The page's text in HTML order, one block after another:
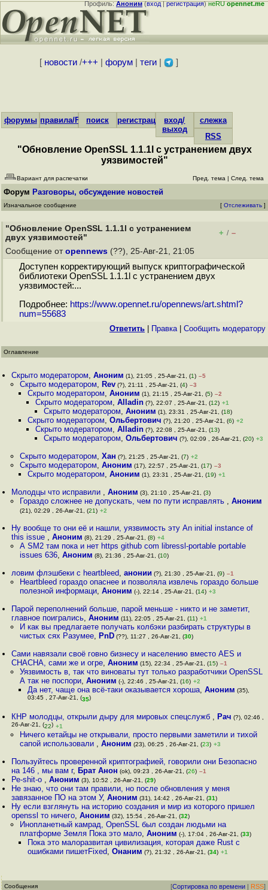
Профиль:Аноним(вход|регистрация)неRUopennet.me
[ новости/+++ форум| теги| ]
форумы правила/FAQпоиск регистрациявход/
выход
слежка
RSS
"Обновление OpenSSL 1.1.1l с устранением двух
уязвимостей"
Вариант для распечатки Пред. тема | След. тема
Форум Разговоры, обсуждение новостей
Изначальное сообщение [ Отслеживать ]
"Обновление OpenSSL 1.1.1l с устранением
двух уязвимостей"
+ / –
Сообщение от opennews (??), 25-Авг-21, 21:05
Доступен корректирующий выпуск криптографической
библиотеки OpenSSL 1.1.1l с устранением двух
уязвимостей:...
Подробнее: https://www.opennet.ru/opennews/art.shtml?
num=55683
Ответить Правка| Cообщить модератору
Оглавление
Скрыто модератором,Аноним (1), 21:05 , 25-Авг-21, (1) –5
Скрыто модератором, Rev(?), 21:11 , 25-Авг-21, (4) –3
Скрыто модератором, Аноним (1), 21:15 , 25-Авг-21, (5) –2
Скрыто модератором,Alladin (?), 22:07 , 25-Авг-21, (12) +1
Скрыто модератором, Аноним (1), 23:31 , 25-Авг-21, (18)
Скрыто модератором, Ольбертович (?), 21:20 , 25-Авг-21, (6) +2
Скрыто модератором,Alladin (?), 22:08 , 25-Авг-21, (13)
Скрыто модератором, Ольбертович (?), 02:09 , 26-Авг-21, (20) +3
Скрыто модератором, Хан (?), 21:25 , 25-Авг-21, (7) +2
Скрыто модератором, Аноним (17), 22:57 , 25-Авг-21, (17) –3
Скрыто модератором, Аноним (1), 23:31 , 25-Авг-21, (19) +1
Молодцы что исправили ,Аноним (3), 21:10 , 25-Авг-21, (3)
Гораздо сложнее не допускать, чем по пути исправлять , Аноним
(21), 02:29 , 26-Авг-21, (21) +2
Ну вообще то они её и нашли, уязвимость эту An initial instance of
this issue ,Аноним (8), 21:29 , 25-Авг-21, (8) +4
А SM2 там пока и нет https github com libressl-portable portable
issues 636, Аноним (8), 21:36 , 25-Авг-21, (10)
ловим флэшбеки с heartbleed,анонии (?), 21:30 , 25-Авг-21, (9) –1
Heartbleed гораздо опаснее и позволяла извлечь гораздо больше
полезной информаци, Аноним (-), 22:14 , 25-Авг-21, (14) +3
Парой переполнений больше, парой меньше - никто и не заметит,
главное поигрались,Аноним (11), 22:05 , 25-Авг-21, (11) +1
И как вы предлагаете получать колбэки разбирать структуры в
чистых сях Разумее, PnD(??), 11:27 , 26-Авг-21, (30)
Сами навязали своё говно бизнесу и населению вместо AES и
CHACHA, сами же и огре,Аноним (15), 22:34 , 25-Авг-21, (15) –1
Уязвимость в, так что виноваты тут только разработчики OpenSSL
А так не поспори, Аноним (-), 22:46 , 25-Авг-21, (16) +2
Да нет, чаще она всё-таки оказывается хороша, Аноним (35),
03:45 , 27-Авг-21, (35)
КНР молодцы, открыли дыру для мировых спецслужб , Рач (?), 02:46 ,
26-Авг-21, (22) +1
Ничего кетайцы не открывали, просто первыми заметили и тихой
сапой использовали , Аноним (23), 06:25 , 26-Авг-21, (23) +3
Пользуйтесь проверенной криптографией, говорили они Безопасно
на 146 , мы вам г, Брат Анон (ok), 09:23 , 26-Авг-21, (26) –1
Ре-shit-о ,Аноним (3), 10:52 , 26-Авг-21, (29)
Не знаю, что они там правили, но после обновления у меня
завязанное ПО на этом У,Аноним (31), 14:42 , 26-Авг-21, (31)
Ну если взглянуть на историю создания и мир из которого пришел
openssl то ничего,Аноним (32), 15:54 , 26-Авг-21, (32)
Инопланетный камрад, OpenSSL был создан людьми на
платформе Земля Пока это мало, Аноним (-), 17:04 , 26-Авг-21, (33)
Пока это малоразвитая цивилизация, которая даже Rust с
ошибками пишетFixed, Онаним (?), 21:32 , 26-Авг-21, (34) +1
Сообщения [Сортировка по времени | RSS]